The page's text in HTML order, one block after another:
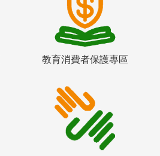
教育消費者保護專區